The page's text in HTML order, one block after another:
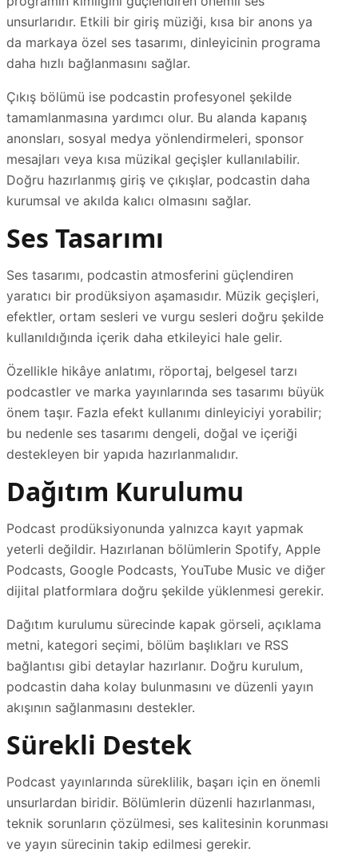
unsurlarıdır. Etkili bir giriş müziği, kısa bir anons ya
da markaya özel ses tasarımı, dinleyicinin programa
daha hızlı bağlanmasını sağlar.
Çıkış bölümü ise podcastin profesyonel şekilde
tamamlanmasına yardımcı olur. Bu alanda kapanış
anonsları, sosyal medya yönlendirmeleri, sponsor
mesajları veya kısa müzikal geçişler kullanılabilir.
Doğru hazırlanmış giriş ve çıkışlar, podcastin daha
kurumsal ve akılda kalıcı olmasını sağlar.
Ses Tasarımı
Ses tasarımı, podcastin atmosferini güçlendiren
yaratıcı bir prodüksiyon aşamasıdır. Müzik geçişleri,
efektler, ortam sesleri ve vurgu sesleri doğru şekilde
kullanıldığında içerik daha etkileyici hale gelir.
Özellikle hikâye anlatımı, röportaj, belgesel tarzı
podcastler ve marka yayınlarında ses tasarımı büyük
önem taşır. Fazla efekt kullanımı dinleyiciyi yorabilir;
bu nedenle ses tasarımı dengeli, doğal ve içeriği
destekleyen bir yapıda hazırlanmalıdır.
Dağıtım Kurulumu
Podcast prodüksiyonunda yalnızca kayıt yapmak
yeterli değildir. Hazırlanan bölümlerin Spotify, Apple
Podcasts, Google Podcasts, YouTube Music ve diğer
dijital platformlara doğru şekilde yüklenmesi gerekir.
Dağıtım kurulumu sürecinde kapak görseli, açıklama
metni, kategori seçimi, bölüm başlıkları ve RSS
bağlantısı gibi detaylar hazırlanır. Doğru kurulum,
podcastin daha kolay bulunmasını ve düzenli yayın
akışının sağlanmasını destekler.
Sürekli Destek
Podcast yayınlarında süreklilik, başarı için en önemli
unsurlardan biridir. Bölümlerin düzenli hazırlanması,
teknik sorunların çözülmesi, ses kalitesinin korunması
ve yayın sürecinin takip edilmesi gerekir.